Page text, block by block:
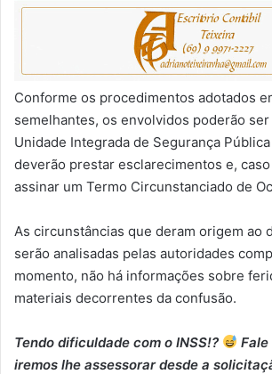
Conforme os procedimentos adotados
semelhantes, os envolvidos poderão
Unidade Integrada de Segurança
deverão prestar esclarecimentos e,
assinar um Termo Circunstanciado de
As circunstâncias que deram origem ao
serão analisadas pelas autoridades
momento, não há informações sobre
materiais decorrentes da confusão.
Tendo dificuldade com o INSS!?
Fale
iremos lhe assessorar desde a